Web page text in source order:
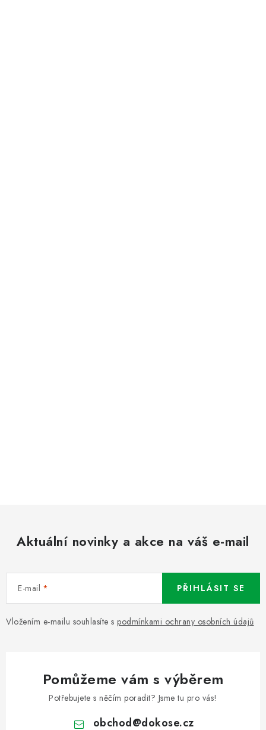
Aktuální novinky a akce na váš e-mail
E-mail
Vložením e-mailu souhlasíte s podmínkami ochrany osobních údajů
PŘIHLÁSIT SE
Pomůžeme vám s výběrem
Potřebujete s něčím poradit? Jsme tu pro vás!
obchod@dokose.cz